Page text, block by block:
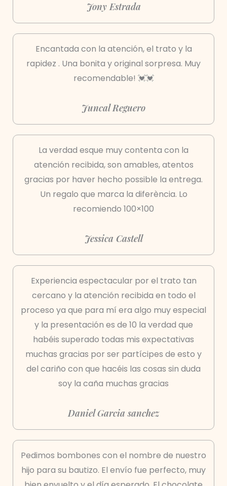
Jony Estrada
Encantada con la atención, el trato y la
rapidez . Una bonita y original sorpresa. Muy
recomendable! 💓💓
Juncal Reguero
La verdad esque muy contenta con la
atención recibida, son amables, atentos
gracias por haver hecho possible la entrega.
Un regalo que marca la diferència. Lo
recomiendo 100×100
Jessica Castell
Experiencia espectacular por el trato tan
cercano y la atención recibida en todo el
proceso ya que para mí era algo muy especial
y la presentación es de 10 la verdad que
habéis superado todas mis expectativas
muchas gracias por ser partícipes de esto y
del cariño con que hacéis las cosas sin duda
soy la caña muchas gracias
Daniel Garcia sanchez
Pedimos bombones con el nombre de nuestro
hijo para su bautizo. El envío fue perfecto, muy